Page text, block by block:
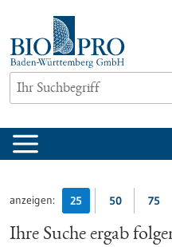
springen
anzeigen: 25 50 75
Ihre Suche ergab